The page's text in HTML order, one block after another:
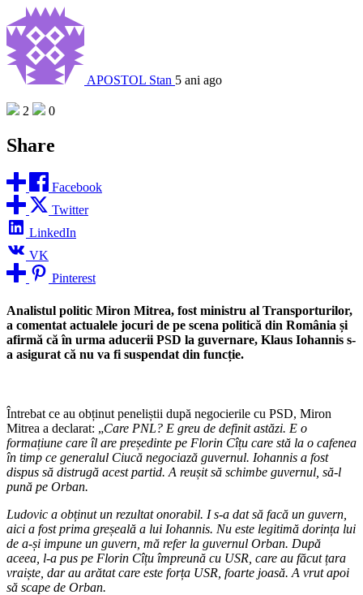
APOSTOL Stan 5 ani ago
2 0
Share
Facebook
Twitter
LinkedIn
VK
Pinterest
Analistul politic Miron Mitrea, fost ministru al Transporturilor,
a comentat actualele jocuri de pe scena politică din România și
afirmă că în urma aducerii PSD la guvernare, Klaus Iohannis s-
a asigurat că nu va fi suspendat din funcție.
Întrebat ce au obținut peneliștii după negocierile cu PSD, Miron
Mitrea a declarat: „Care PNL? E greu de definit astăzi. E o
formațiune care îl are președinte pe Florin Cîțu care stă la o cafenea
în timp ce generalul Ciucă negociază guvernul. Iohannis a fost
dispus să distrugă acest partid. A reușit să schimbe guvernul, să-l
pună pe Orban.
Ludovic a obținut un rezultat onorabil. I s-a dat să facă un guvern,
aici a fost prima greșeală a lui Iohannis. Nu este legitimă dorința lui
de a-și impune un guvern, mă refer la guvernul Orban. După
aceea, l-a pus pe Florin Cîțu împreună cu USR, care au făcut țara
vraiște, dar au arătat care este forța USR, foarte joasă. A vrut apoi
să scape de Orban.